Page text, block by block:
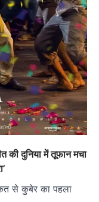
की दुनिया में तूफान मचा
से कुबेर का पहला